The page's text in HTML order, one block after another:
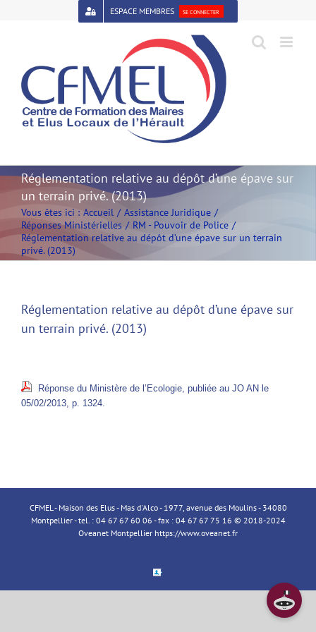
Open toolbar
ESPACE MEMBRES SE CONNECTER
Réglementation relative au dépôt d’une épave sur
un terrain privé. (2013)
Vous êtes ici : Accueil
Assistance Juridique
Réponses Ministérielles
RM - Pouvoir de Police
Réglementation relative au dépôt d’une épave sur un terrain
privé. (2013)
Réglementation relative au dépôt d’une épave sur
un terrain privé. (2013)
Réponse du Ministère de l’Ecologie, publiée au JO AN le
05/02/2013, p. 1324.
CFMEL - Maison des Elus - Mas d'Alco - 1977, avenue des Moulins - 34080
Montpellier - tel. : 04 67 67 60 06 - fax : 04 67 67 75 16 © 2018-2024
Oveanet Montpellier https://www.oveanet.fr
Espace